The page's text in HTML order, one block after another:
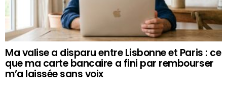
Ma valise a disparu entre Lisbonne et Paris : ce
que ma carte bancaire a fini par rembourser
m’a laissée sans voix